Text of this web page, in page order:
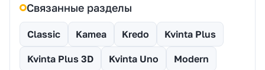
Связанные разделы
Classic Kamea Kredo Kvinta Plus
Kvinta Plus 3D Kvinta Uno Modern